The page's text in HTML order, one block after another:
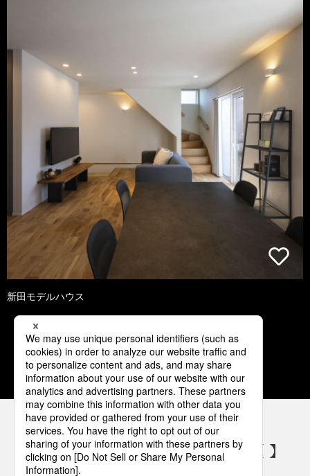
新田モデルハウス
1 2 3 4 5
パナソニックの電気設備 SNSアカウント